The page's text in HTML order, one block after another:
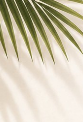
stato molto
persona squisita...